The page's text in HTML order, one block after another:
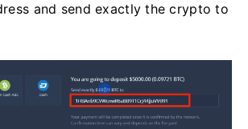
and send exactly the crypto to